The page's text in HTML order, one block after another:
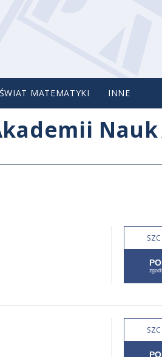
ŚWIAT MATEMATYKI INNE
Nauk